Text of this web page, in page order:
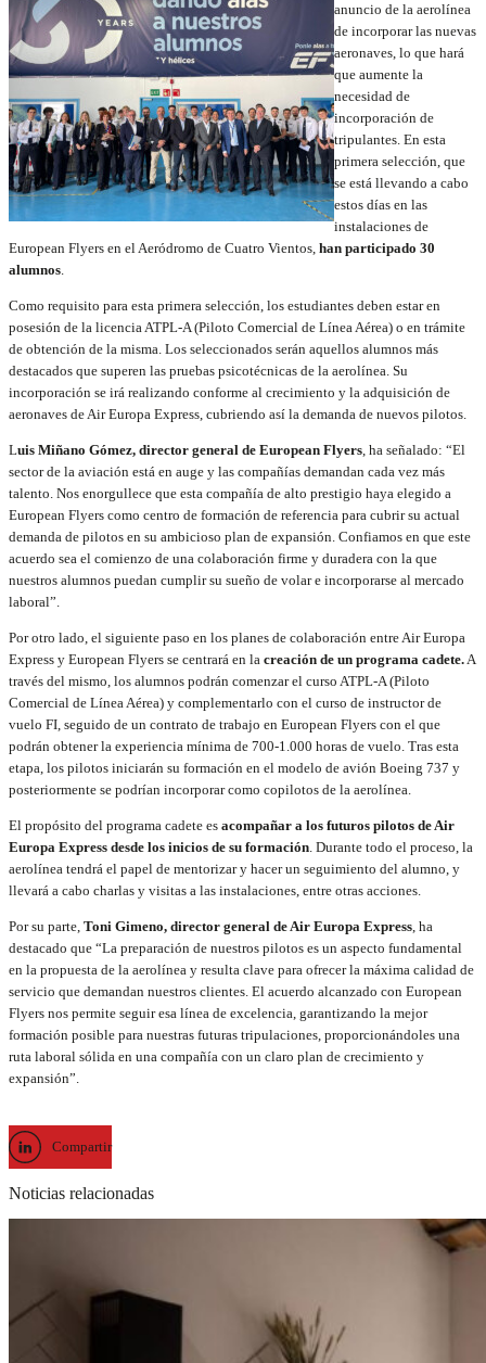
anuncio de la aerolínea
de incorporar las nuevas
aeronaves, lo que hará
que aumente la
necesidad de
incorporación de
tripulantes. En esta
primera selección, que
se está llevando a cabo
estos días en las
instalaciones de
European Flyers en el Aeródromo de Cuatro Vientos, han participado 30
alumnos.
Como requisito para esta primera selección, los estudiantes deben estar en
posesión de la licencia ATPL-A (Piloto Comercial de Línea Aérea) o en trámite
de obtención de la misma. Los seleccionados serán aquellos alumnos más
destacados que superen las pruebas psicotécnicas de la aerolínea. Su
incorporación se irá realizando conforme al crecimiento y la adquisición de
aeronaves de Air Europa Express, cubriendo así la demanda de nuevos pilotos.
Luis Miñano Gómez, director general de European Flyers, ha señalado: “El
sector de la aviación está en auge y las compañías demandan cada vez más
talento. Nos enorgullece que esta compañía de alto prestigio haya elegido a
European Flyers como centro de formación de referencia para cubrir su actual
demanda de pilotos en su ambicioso plan de expansión. Confiamos en que este
acuerdo sea el comienzo de una colaboración firme y duradera con la que
nuestros alumnos puedan cumplir su sueño de volar e incorporarse al mercado
laboral”.
Por otro lado, el siguiente paso en los planes de colaboración entre Air Europa
Express y European Flyers se centrará en la creación de un programa cadete.A
través del mismo, los alumnos podrán comenzar el curso ATPL-A (Piloto
Comercial de Línea Aérea) y complementarlo con el curso de instructor de
vuelo FI, seguido de un contrato de trabajo en European Flyers con el que
podrán obtener la experiencia mínima de 700-1.000 horas de vuelo. Tras esta
etapa, los pilotos iniciarán su formación en el modelo de avión Boeing 737 y
posteriormente se podrían incorporar como copilotos de la aerolínea.
El propósito del programa cadete es acompañar a los futuros pilotos de Air
Europa Express desde los inicios de su formación. Durante todo el proceso, la
aerolínea tendrá el papel de mentorizar y hacer un seguimiento del alumno, y
llevará a cabo charlas y visitas a las instalaciones, entre otras acciones.
Por su parte, Toni Gimeno, director general de Air Europa Express , ha
destacado que “La preparación de nuestros pilotos es un aspecto fundamental
en la propuesta de la aerolínea y resulta clave para ofrecer la máxima calidad de
servicio que demandan nuestros clientes. El acuerdo alcanzado con European
Flyers nos permite seguir esa línea de excelencia, garantizando la mejor
formación posible para nuestras futuras tripulaciones, proporcionándoles una
ruta laboral sólida en una compañía con un claro plan de crecimiento y
expansión”.
Compartir
Noticias relacionadas